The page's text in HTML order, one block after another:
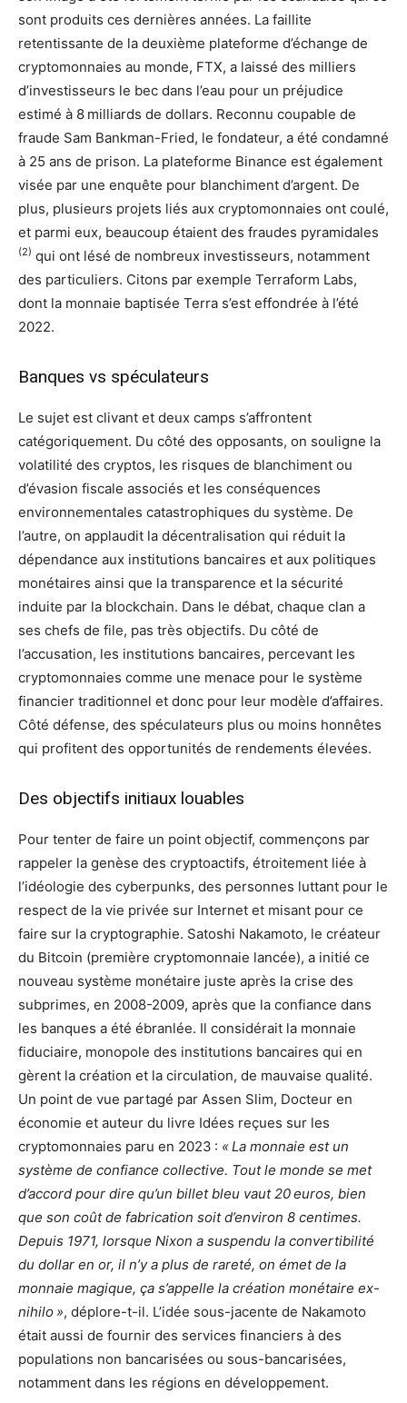
sont produits ces dernières années. La faillite
retentissante de la deuxième plateforme d’échange de
cryptomonnaies au monde, FTX, a laissé des milliers
d’investisseurs le bec dans l’eau pour un préjudice
estimé à 8 milliards de dollars. Reconnu coupable de
fraude Sam Bankman-Fried, le fondateur, a été condamné
à 25 ans de prison. La plateforme Binance est également
visée par une enquête pour blanchiment d’argent. De
plus, plusieurs projets liés aux cryptomonnaies ont coulé,
et parmi eux, beaucoup étaient des fraudes pyramidales
(2) qui ont lésé de nombreux investisseurs, notamment
des particuliers. Citons par exemple Terraform Labs,
dont la monnaie baptisée Terra s’est effondrée à l’été
2022.
Banques vs spéculateurs
Le sujet est clivant et deux camps s’affrontent
catégoriquement. Du côté des opposants, on souligne la
volatilité des cryptos, les risques de blanchiment ou
d’évasion fiscale associés et les conséquences
environnementales catastrophiques du système. De
l’autre, on applaudit la décentralisation qui réduit la
dépendance aux institutions bancaires et aux politiques
monétaires ainsi que la transparence et la sécurité
induite par la blockchain. Dans le débat, chaque clan a
ses chefs de file, pas très objectifs. Du côté de
l’accusation, les institutions bancaires, percevant les
cryptomonnaies comme une menace pour le système
financier traditionnel et donc pour leur modèle d’affaires.
Côté défense, des spéculateurs plus ou moins honnêtes
qui profitent des opportunités de rendements élevées.
Des objectifs initiaux louables
Pour tenter de faire un point objectif, commençons par
rappeler la genèse des cryptoactifs, étroitement liée à
l’idéologie des cyberpunks, des personnes luttant pour le
respect de la vie privée sur Internet et misant pour ce
faire sur la cryptographie. Satoshi Nakamoto, le créateur
du Bitcoin (première cryptomonnaie lancée), a initié ce
nouveau système monétaire juste après la crise des
subprimes, en 2008-2009, après que la confiance dans
les banques a été ébranlée. Il considérait la monnaie
fiduciaire, monopole des institutions bancaires qui en
gèrent la création et la circulation, de mauvaise qualité.
Un point de vue partagé par Assen Slim, Docteur en
économie et auteur du livre Idées reçues sur les
cryptomonnaies paru en 2023 : « La monnaie est un
système de confiance collective. Tout le monde se met
d’accord pour dire qu’un billet bleu vaut 20 euros, bien
que son coût de fabrication soit d’environ 8 centimes.
Depuis 1971, lorsque Nixon a suspendu la convertibilité
du dollar en or, il n’y a plus de rareté, on émet de la
monnaie magique, ça s’appelle la création monétaire ex-
nihilo », déplore-t-il. L’idée sous-jacente de Nakamoto
était aussi de fournir des services financiers à des
populations non bancarisées ou sous-bancarisées,
notamment dans les régions en développement.